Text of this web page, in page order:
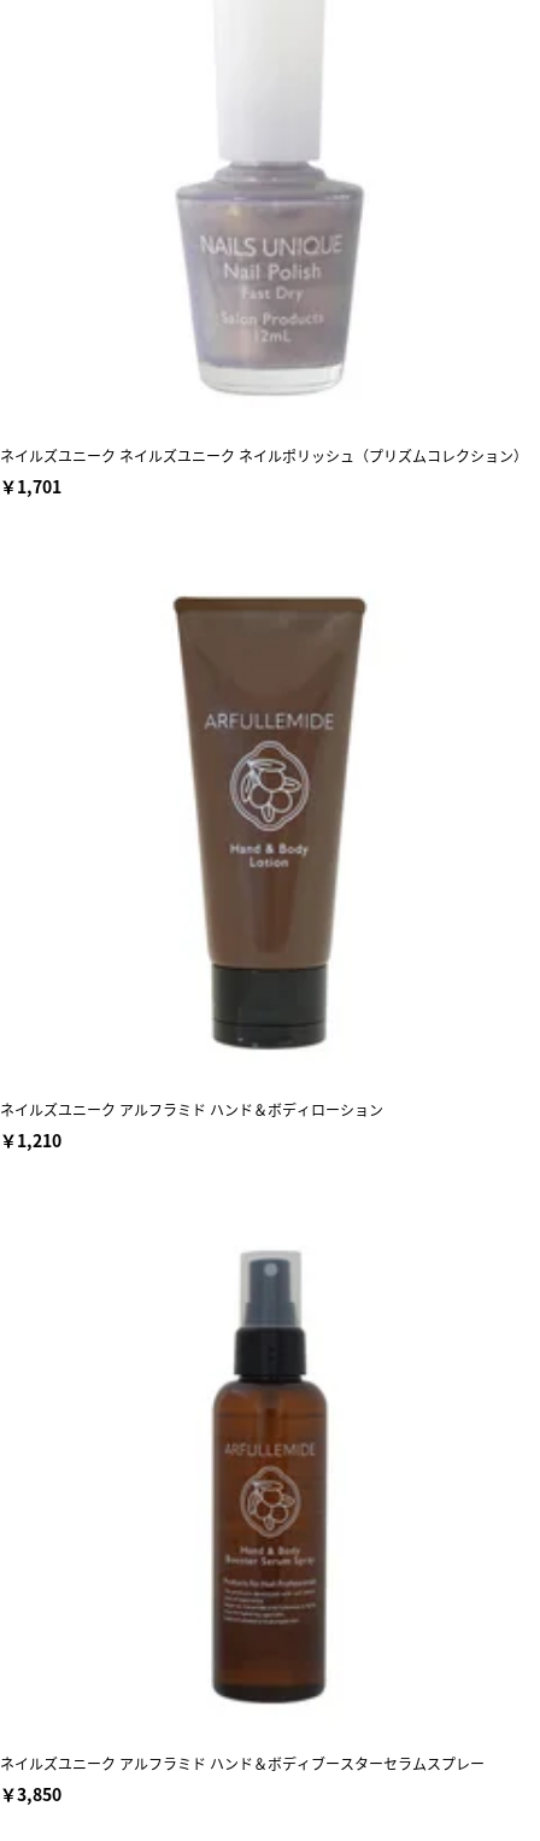
ネイルズユニーク ネイルズユニーク ネイルポリッシュ（プリズムコレクション）
￥1,701
ネイルズユニーク アルフラミド ハンド＆ボディローション
￥1,210
ネイルズユニーク アルフラミド ハンド＆ボディブースターセラムスプレー
￥3,850